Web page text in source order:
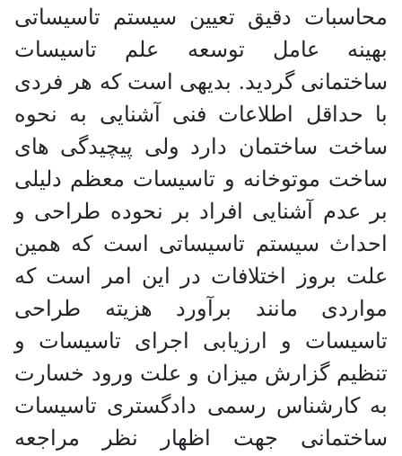
محاسبات دقیق تعیین سیستم تاسیساتی
بهینه عامل توسعه علم تاسیسات
ساختمانی گردید. بدیهی است که هر فردی
با حداقل اطلاعات فنی آشنایی به نحوه
ساخت ساختمان دارد ولی پیچیدگی های
ساخت موتوخانه و تاسیسات معظم دلیلی
بر عدم آشنایی افراد بر نحوده طراحی و
احداث سیستم تاسیساتی است که همین
علت بروز اختلافات در این امر است که
مواردی مانند برآورد هزیته طراحی
تاسیسات و ارزیابی اجرای تاسیسات و
تنظیم گزارش میزان و علت ورود خسارت
به کارشناس رسمی دادگستری تاسیسات
ساختمانی جهت اظهار نظر مراجعه